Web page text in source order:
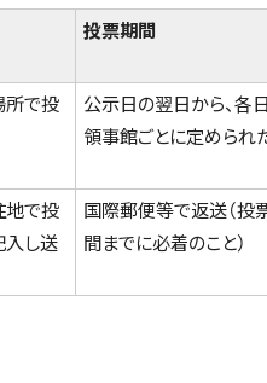
投票期間
所で投
公示日の翌日から、各
領事館ごとに定められ
地で投
し送
国際郵便等で返送（投
間までに必着のこと）